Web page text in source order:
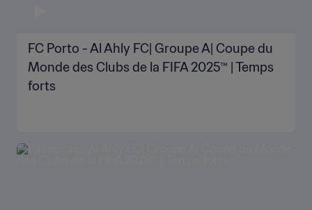
FC Porto - Al Ahly FC| Groupe A| Coupe du
Monde des Clubs de la FIFA 2025™ | Temps
forts